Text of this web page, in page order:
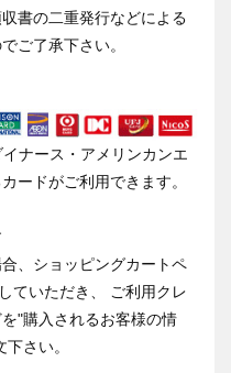
書の二重発行などによる
ご了承下さい。
ナース・アメリンカンエ
ードがご利用できます。
、ショッピングカートペ
ていただき、 ご利用クレ
"購入されるお客様の情
下さい。